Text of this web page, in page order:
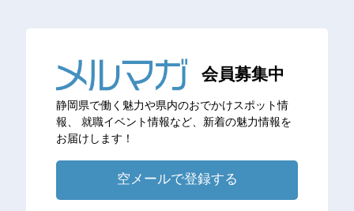
会員募集中
静岡県で働く魅力や県内のおでかけスポット情
報、
就職イベント情報など、新着の魅力情報を
お届けします！
空メールで登録する